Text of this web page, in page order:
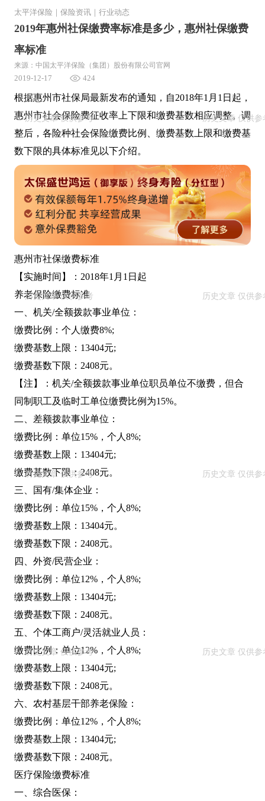
太平洋保险 保险资讯 行业动态
2019年惠州社保缴费率标准是多少，惠州社保缴费
率标准
来源：中国太平洋保险（集团）股份有限公司官网
2019-12-17 424
根据惠州市社保局最新发布的通知，自2018年1月1日起，
惠州市社会保险费征收率上下限和缴费基数相应调整。调
整后，各险种社会保险缴费比例、缴费基数上限和缴费基
数下限的具体标准见以下介绍。
惠州市社保缴费标准
【实施时间】：2018年1月1日起
养老保险缴费标准
一、机关/全额拨款事业单位：
缴费比例：个人缴费8%;
缴费基数上限：13404元;
缴费基数下限：2408元。
【注】：机关/全额拨款事业单位职员单位不缴费，但合
同制职工及临时工单位缴费比例为15%。
二、差额拨款事业单位：
缴费比例：单位15%，个人8%;
缴费基数上限：13404元;
缴费基数下限：2408元。
三、国有/集体企业：
缴费比例：单位15%，个人8%;
缴费基数上限：13404元。
缴费基数下限：2408元。
四、外资/民营企业：
缴费比例：单位12%，个人8%;
缴费基数上限：13404元;
缴费基数下限：2408元。
五、个体工商户/灵活就业人员：
缴费比例：单位12%，个人8%;
缴费基数上限：13404元;
缴费基数下限：2408元。
六、农村基层干部养老保险：
缴费比例：单位12%，个人8%;
缴费基数上限：13404元;
缴费基数下限：2408元。
医疗保险缴费标准
一、综合医保：